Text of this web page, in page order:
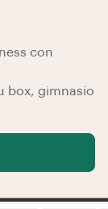
con
box, gimnasio